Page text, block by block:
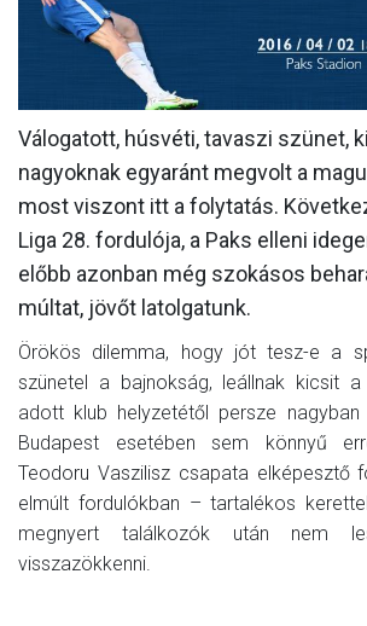
MÉRKŐZÉSEK
GALÉRIA
SZURKOLÓI
AKKREDITÁCIÓ
Válogatott, húsvéti, tavaszi szünet,
nagyoknak egyaránt megvolt a
most viszont itt a folytatás.
Liga 28. fordulója, a Paks elleni
előbb azonban még szokásos
múltat, jövőt latolgatunk.
Örökös dilemma, hogy jót tesz-e a
szünetel a bajnokság, leállnak kicsit
adott klub helyzetétől persze
Budapest esetében sem könnyű
Teodoru Vaszilisz csapata elképesztő
elmúlt fordulókban – tartalékos
megnyert találkozók után nem
visszazökkenni.